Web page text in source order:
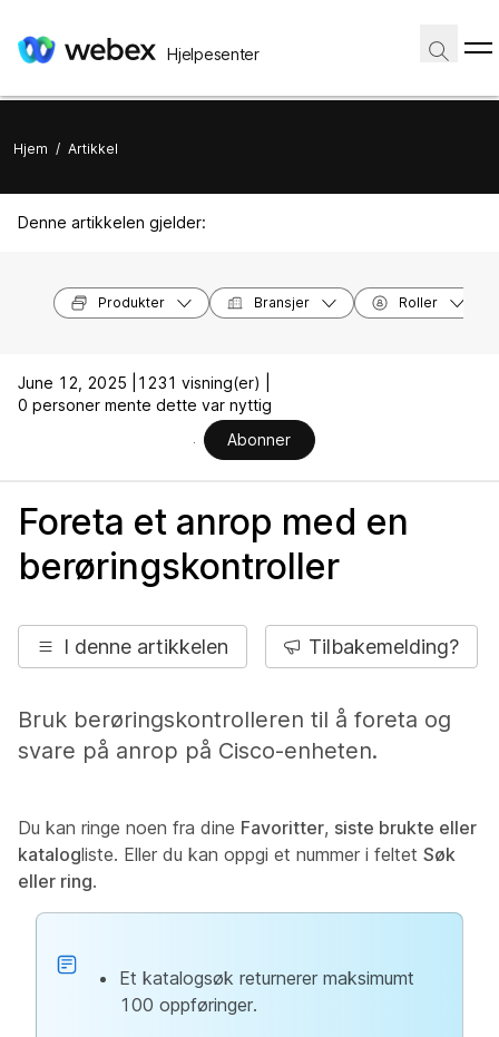
Hjelpesenter
Hjem / Artikkel
Denne artikkelen gjelder:
Produkter Bransjer Roller
June 12, 2025 |
1231 visning(er) |
0 personer mente dette var nyttig
Abonner
Foreta et anrop med en
berøringskontroller
I denne artikkelen Tilbakemelding?
Bruk berøringskontrolleren til å foreta og
svare på anrop på Cisco-enheten.
Du kan ringe noen fra dine Favoritter, siste brukte eller
katalogliste. Eller du kan oppgi et nummer i feltet Søk
eller ring.
Et katalogsøk returnerer maksimumt
100 oppføringer.